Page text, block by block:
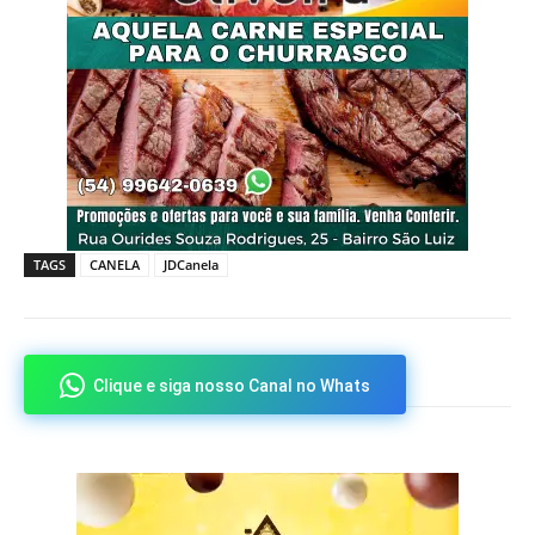
TAGS CANELA JDCanela
Clique e siga nosso Canal no Whats